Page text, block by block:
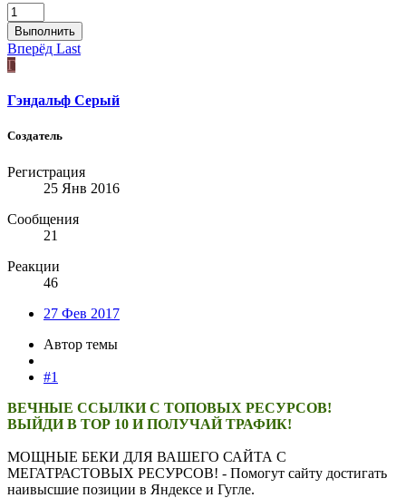
Выполнить
Вперёд Last
Г
Гэндальф Серый
Создатель
Регистрация
25 Янв 2016
Сообщения
21
Реакции
46
27 Фев 2017
Автор темы
#1
ВЕЧНЫЕ ССЫЛКИ С ТОПОВЫХ РЕСУРСОВ!
ВЫЙДИ В ТОР 10 И ПОЛУЧАЙ ТРАФИК!
МОЩНЫЕ БЕКИ ДЛЯ ВАШЕГО САЙТА С
МЕГАТРАСТОВЫХ РЕСУРСОВ! - Помогут сайту достигать
наивысшие позиции в Яндексе и Гугле.